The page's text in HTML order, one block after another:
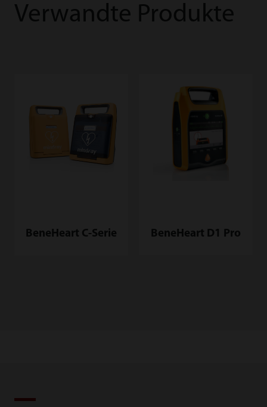
Verwandte Produkte
BeneHeart C-Serie BeneHeart D1 Pro